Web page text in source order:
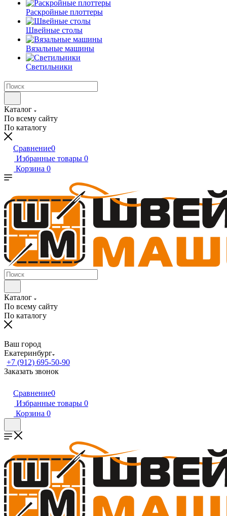
Раскройные плоттеры
Швейные столы
Вязальные машины
Светильники
Каталог
По всему сайту
По каталогу
Сравнение0
Избранные товары 0
Корзина 0
Каталог
По всему сайту
По каталогу
Ваш город
Екатеринбург
+7 (912) 695-50-90
Заказать звонок
Сравнение0
Избранные товары 0
Корзина 0